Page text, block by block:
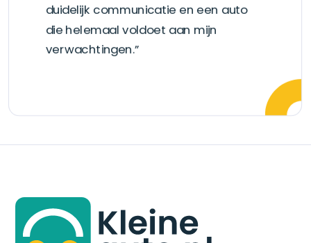
duidelijk communicatie en een auto
die helemaal voldoet aan mijn
verwachtingen.”